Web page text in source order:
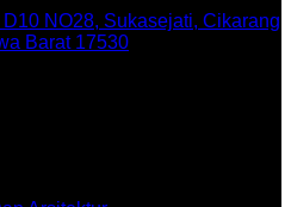
NO28, Sukasejati, Cikarang
Barat 17530